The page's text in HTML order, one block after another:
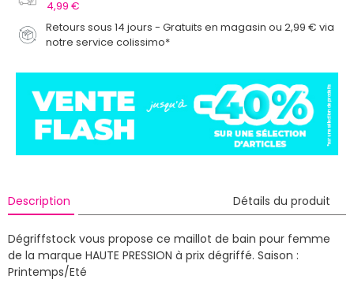
4,99 €
Retours sous 14 jours - Gratuits en magasin ou 2,99 € via
notre service colissimo*
Description Détails du produit
Dégriffstock vous propose ce maillot de bain pour femme
de la marque HAUTE PRESSION à prix dégriffé. Saison :
Printemps/Eté